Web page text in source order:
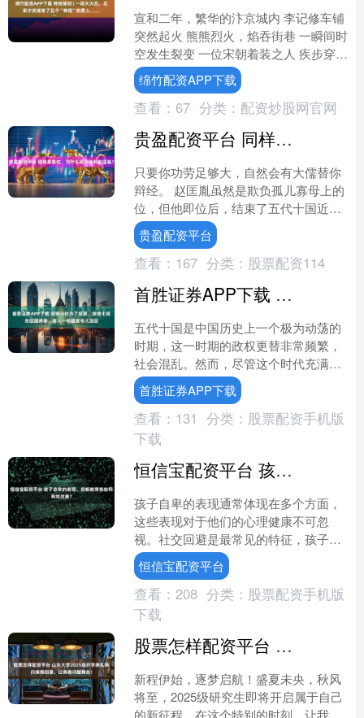
宣和二年，繁华的汴京城内 李记修车铺
突然起火 熊熊烈火，焰吞街巷 一瞬间时
空发生裂变 一位宋朝着装之人 疾步穿越
市井长街 直奔消防站求助 下面 让我们
一键体验穿....
绵竹配资APP下载
查看： 67 分类： 配资炒股网官网
贵盈配资平台 同样是篡位，为什么很少批判赵匡胤？
只要你功劳足够大，自然会有大儒替你
辩经。 赵匡胤虽然是欺负孤儿寡母上的
位，但他即位后，结束了五代十国近百
年的乱世，通过和平方式剥夺了武将兵
权，奠定了文官治国的政....
贵盈配资平台
查看： 167 分类： 股票配资114
首胜证券APP下载 河南小伙为了报恩，接瑞士房东回国养老，老人一句遗言令人泪目
五代十国是中国历史上一个极为动荡的
时期，这一时期的政权更替非常频繁，
社会混乱。然而，尽管这个时代充满了
黑暗和动荡，却涌现出了一位杰出的帝
王——柴荣，他被誉为“黑....
首胜证券APP下载
查看： 131 分类： 股票配资手机版
下载
恒信宝配资平台 孩子自卑的表现，启帆教育能如何有效改善？
孩子自卑的表现通常体现在多个方面，
这些表现对于他们的心理健康不可忽
视。社交回避是最常见的特征，孩子在
人际互动中可能表现出退缩和不安，选
择孤立自己。学习成绩的波动....
恒信宝配资平台
查看： 208 分类： 股票配资手机版
下载
股票怎样配资平台 山东大学2025级开学典礼快闪演唱招募，让青春闪耀舞台！
新程伊始，逐梦启航！盛夏未央，秋风
将至，2025级研究生即将开启属于自己
的新征程。在这个特别的时刻，让我们